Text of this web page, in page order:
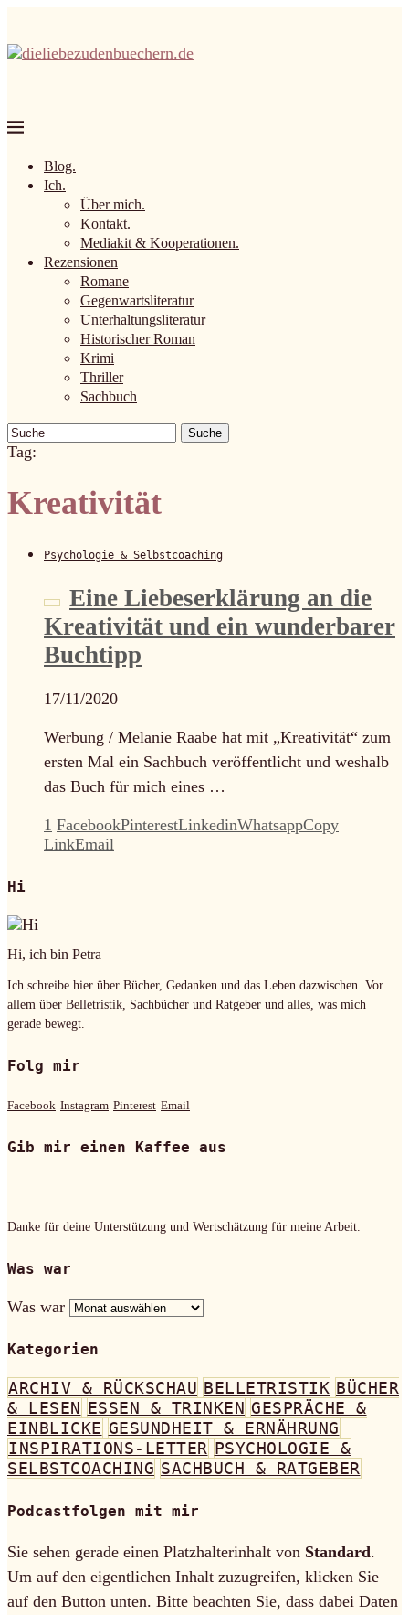
Blog.
Ich.
Über mich.
Kontakt.
Mediakit & Kooperationen.
Rezensionen
Romane
Gegenwartsliteratur
Unterhaltungsliteratur
Historischer Roman
Krimi
Thriller
Sachbuch
Suche
Tag:
Kreativität
Psychologie & Selbstcoaching
Eine Liebeserklärung an die
Kreativität und ein wunderbarer
Buchtipp
17/11/2020
Werbung / Melanie Raabe hat mit „Kreativität“ zum
ersten Mal ein Sachbuch veröffentlicht und weshalb
das Buch für mich eines …
1 FacebookPinterestLinkedinWhatsappCopy
LinkEmail
Hi
Hi, ich bin Petra
Ich schreibe hier über Bücher, Gedanken und das Leben dazwischen. Vor
allem über Belletristik, Sachbücher und Ratgeber und alles, was mich
gerade bewegt.
Folg mir
Facebook Instagram Pinterest Email
Gib mir einen Kaffee aus
Danke für deine Unterstützung und Wertschätzung für meine Arbeit.
Was war
Was war
Kategorien
ARCHIV & RÜCKSCHAU BELLETRISTIK BÜCHER
& LESEN ESSEN & TRINKEN GESPRÄCHE &
EINBLICKE GESUNDHEIT & ERNÄHRUNG
INSPIRATIONS-LETTER PSYCHOLOGIE &
SELBSTCOACHING SACHBUCH & RATGEBER
Podcastfolgen mit mir
Sie sehen gerade einen Platzhalterinhalt von Standard.
Um auf den eigentlichen Inhalt zuzugreifen, klicken Sie
auf den Button unten. Bitte beachten Sie, dass dabei Daten